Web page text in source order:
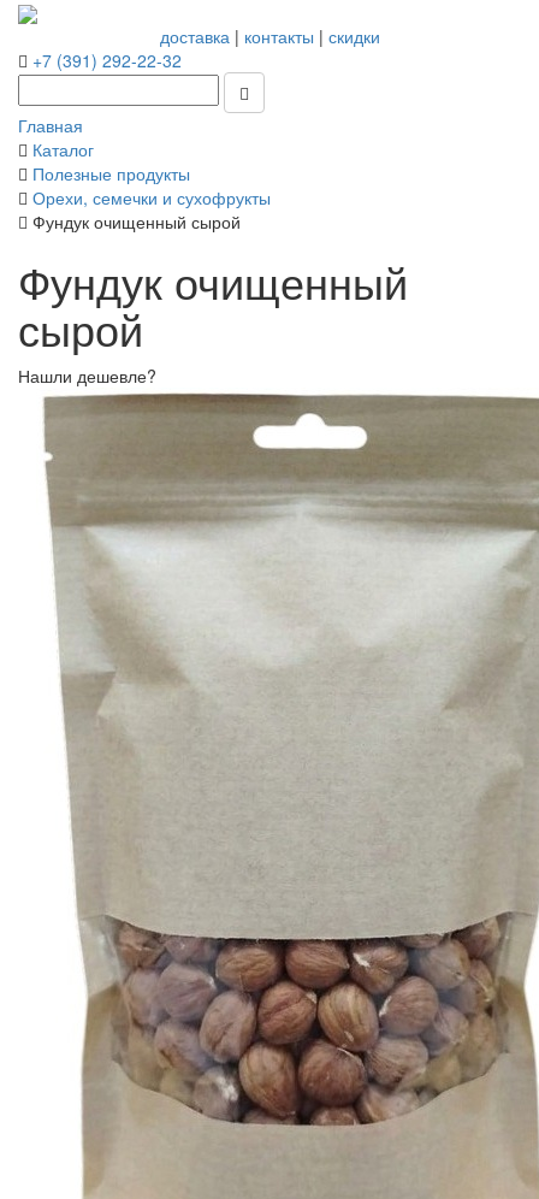
доставка| контакты | скидки
+7 (391) 292-22-32
Главная
Каталог
Полезные продукты
Орехи, семечки и сухофрукты
Фундук очищенный сырой
Фундук очищенный
сырой
Нашли дешевле?